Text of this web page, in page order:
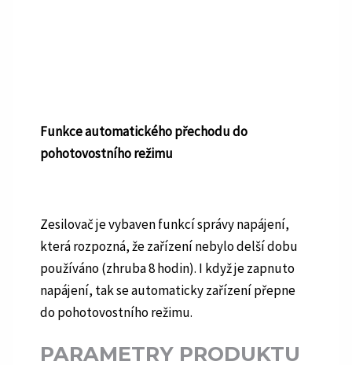
Funkce automatického přechodu do
pohotovostního režimu
Zesilovač je vybaven funkcí správy napájení,
která rozpozná, že zařízení nebylo delší dobu
používáno (zhruba 8 hodin). I když je zapnuto
napájení, tak se automaticky zařízení přepne
do pohotovostního režimu.
PARAMETRY PRODUKTU